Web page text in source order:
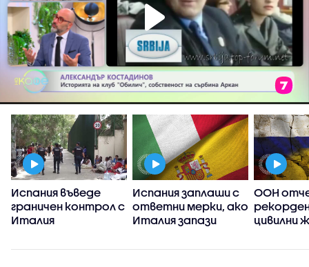
Испания въведе
граничен контрол с
Италия
Испания заплаши с
ответни мерки, ако
Италия запази
между двете
ООН
цивилни
насам